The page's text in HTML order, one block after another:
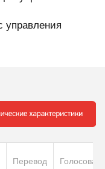
Перевод